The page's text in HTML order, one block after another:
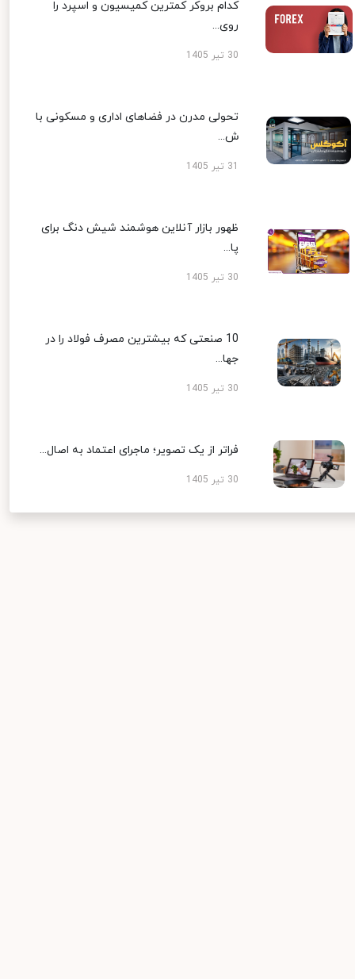
کدام بروکر کمترین کمیسیون و اسپرد را
روی...
30 تیر 1405
تحولی مدرن در فضاهای اداری و مسکونی با
ش...
ظهور بازار آنلاین هوشمند شیش دنگ برای
پا...
30 تیر 1405
10 صنعتی که بیشترین مصرف فولاد را در
جها...
30 تیر 1405
فراتر از یک تصویر؛ ماجرای اعتماد به اصال...
30 تیر 1405